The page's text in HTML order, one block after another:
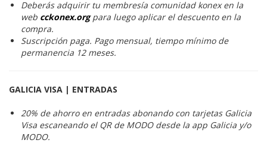
Deberás adquirir tu membresía comunidad konex en la
web cckonex.org para luego aplicar el descuento en la
compra.
Suscripción paga. Pago mensual, tiempo mínimo de
permanencia 12 meses.
GALICIA VISA | ENTRADAS
20% de ahorro en entradas abonando con tarjetas Galicia
Visa escaneando el QR de MODO desde la app Galicia y/o
MODO.